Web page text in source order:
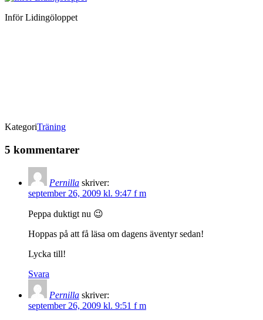
Inför Lidingöloppet
KategoriTräning
5 kommentarer
Pernilla skriver:
september 26, 2009 kl. 9:47 f m
Peppa duktigt nu 😉
Hoppas på att få läsa om dagens äventyr sedan!
Lycka till!
Svara
Pernilla skriver:
september 26, 2009 kl. 9:51 f m